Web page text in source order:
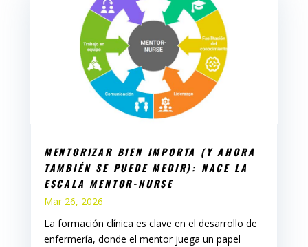
MENTORIZAR BIEN IMPORTA (Y AHORA
TAMBIÉN SE PUEDE MEDIR): NACE LA
ESCALA MENTOR-NURSE
Mar 26, 2026
La formación clínica es clave en el desarrollo de
enfermería, donde el mentor juega un papel